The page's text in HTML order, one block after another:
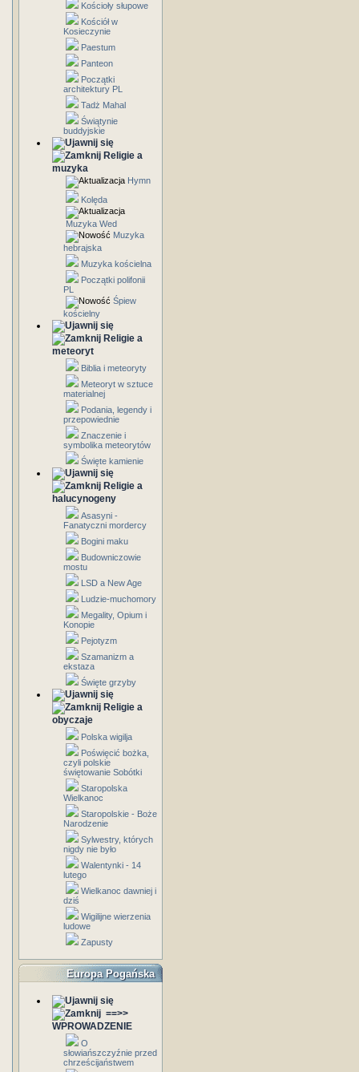
Kościoły słupowe
Kościół w
Kosieczynie
Paestum
Panteon
Początki
architektury PL
Tadż Mahal
Świątynie
buddyjskie
Religie a
muzyka
Hymn
Kolęda
Muzyka Wed
Muzyka
hebrajska
Muzyka kościelna
Początki polifonii
PL
Śpiew
kościelny
Religie a
meteoryt
Biblia i meteoryty
Meteoryt w sztuce
materialnej
Podania, legendy i
przepowiednie
Znaczenie i
symbolika meteorytów
Święte kamienie
Religie a
halucynogeny
Asasyni -
Fanatyczni mordercy
Bogini maku
Budowniczowie
mostu
LSD a New Age
Ludzie-muchomory
Megality, Opium i
Konopie
Pejotyzm
Szamanizm a
ekstaza
Święte grzyby
Religie a
obyczaje
Polska wigilja
Poświęcić bożka,
czyli polskie
świętowanie Sobótki
Staropolska
Wielkanoc
Staropolskie - Boże
Narodzenie
Sylwestry, których
nigdy nie było
Walentynki - 14
lutego
Wielkanoc dawniej i
dziś
Wigilijne wierzenia
ludowe
Zapusty
Europa Pogańska
==>>
WPROWADZENIE
O
słowiańszczyźnie przed
chrześcijaństwem